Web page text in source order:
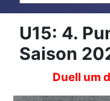
U15: 4.
Saison
Duell um